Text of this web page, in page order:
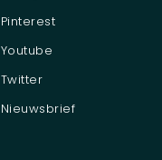
Pinterest
Youtube
Twitter
Nieuwsbrief